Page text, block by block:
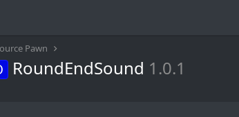
Pawn
RoundEndSound 1.0.1